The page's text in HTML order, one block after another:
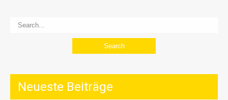
Neueste Beiträge